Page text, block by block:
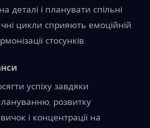
деталі і планувати спільні
цикли сприяють емоційній
стосунків.
успіху завдяки
розвитку
і концентрації на